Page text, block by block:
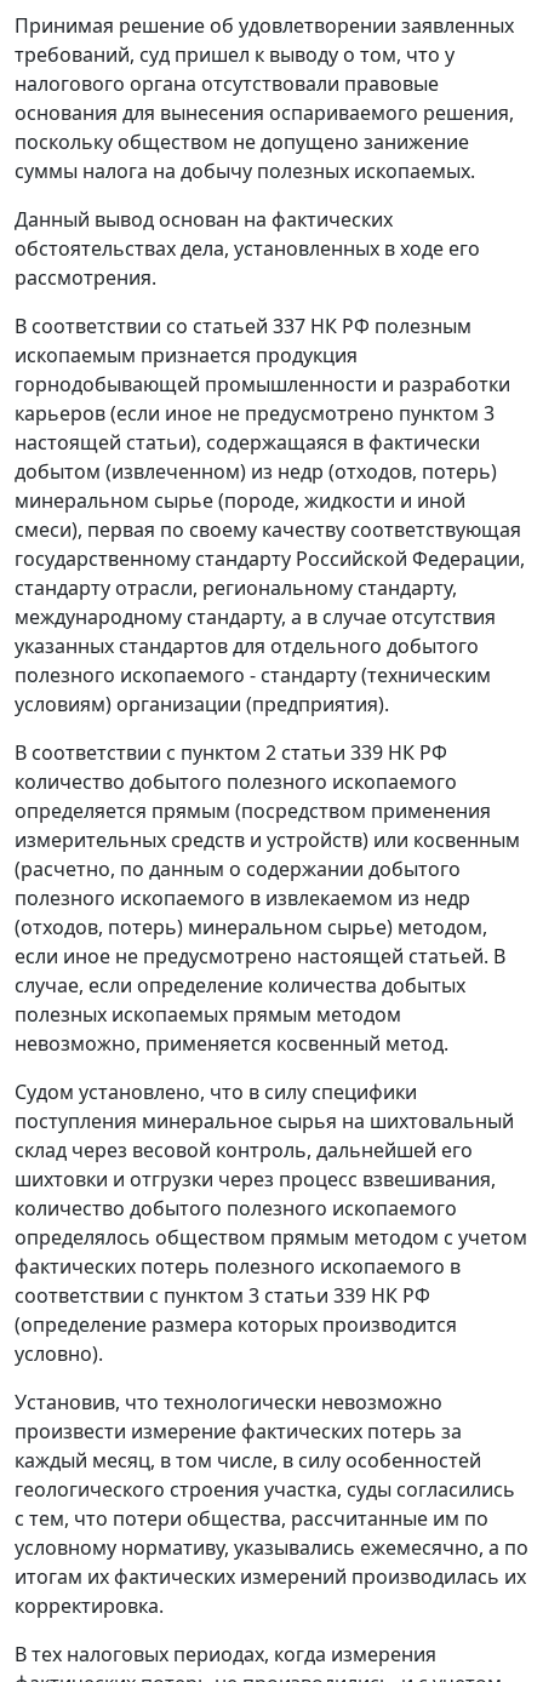
Принимая решение об удовлетворении заявленных
требований, суд пришел к выводу о том, что у
налогового органа отсутствовали правовые
основания для вынесения оспариваемого решения,
поскольку обществом не допущено занижение
суммы налога на добычу полезных ископаемых.
Данный вывод основан на фактических
обстоятельствах дела, установленных в ходе его
рассмотрения.
В соответствии со статьей 337 НК РФ полезным
ископаемым признается продукция
горнодобывающей промышленности и разработки
карьеров (если иное не предусмотрено пунктом 3
настоящей статьи), содержащаяся в фактически
добытом (извлеченном) из недр (отходов, потерь)
минеральном сырье (породе, жидкости и иной
смеси), первая по своему качеству соответствующая
государственному стандарту Российской Федерации,
стандарту отрасли, региональному стандарту,
международному стандарту, а в случае отсутствия
указанных стандартов для отдельного добытого
полезного ископаемого - стандарту (техническим
условиям) организации (предприятия).
В соответствии с пунктом 2 статьи 339 НК РФ
количество добытого полезного ископаемого
определяется прямым (посредством применения
измерительных средств и устройств) или косвенным
(расчетно, по данным о содержании добытого
полезного ископаемого в извлекаемом из недр
(отходов, потерь) минеральном сырье) методом,
если иное не предусмотрено настоящей статьей. В
случае, если определение количества добытых
полезных ископаемых прямым методом
невозможно, применяется косвенный метод.
Судом установлено, что в силу специфики
поступления минеральное сырья на шихтовальный
склад через весовой контроль, дальнейшей его
шихтовки и отгрузки через процесс взвешивания,
количество добытого полезного ископаемого
определялось обществом прямым методом с учетом
фактических потерь полезного ископаемого в
соответствии с пунктом 3 статьи 339 НК РФ
(определение размера которых производится
условно).
Установив, что технологически невозможно
произвести измерение фактических потерь за
каждый месяц, в том числе, в силу особенностей
геологического строения участка, суды согласились
с тем, что потери общества, рассчитанные им по
условному нормативу, указывались ежемесячно, а по
итогам их фактических измерений производилась их
корректировка.
В тех налоговых периодах, когда измерения